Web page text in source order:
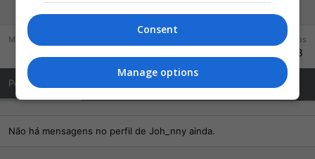
Mensagens Pontos
438
Posts de Perfil Sobre Mim
Não há mensagens no perfil de Joh_nny ainda.
Consent
Manage options